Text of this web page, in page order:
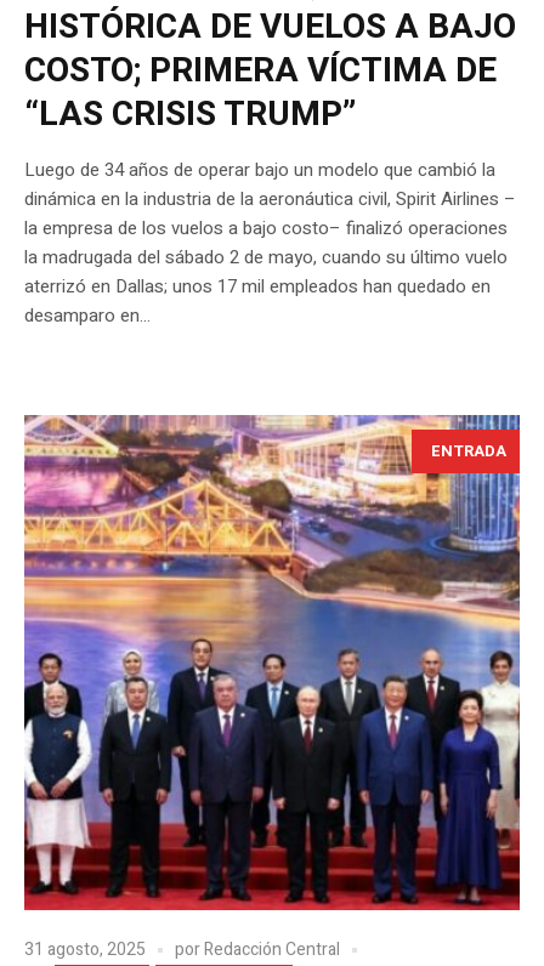
HISTÓRICA DE VUELOS A BAJO
COSTO; PRIMERA VÍCTIMA DE
“LAS CRISIS TRUMP”
Luego de 34 años de operar bajo un modelo que cambió la
dinámica en la industria de la aeronáutica civil, Spirit Airlines –
la empresa de los vuelos a bajo costo– finalizó operaciones
la madrugada del sábado 2 de mayo, cuando su último vuelo
aterrizó en Dallas; unos 17 mil empleados han quedado en
desamparo en...
ENTRADA
31 agosto, 2025 porRedacción Central